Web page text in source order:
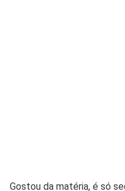
Gostou da matéria, é só